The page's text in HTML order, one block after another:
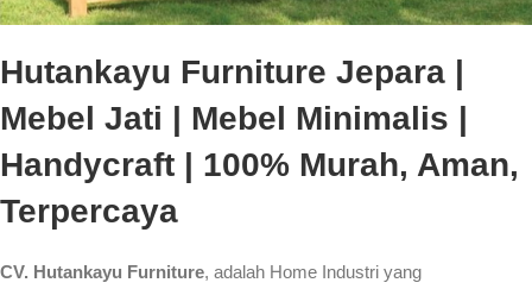
Hutankayu Furniture Jepara |
Mebel Jati | Mebel Minimalis |
Handycraft | 100% Murah, Aman,
Terpercaya
CV. Hutankayu Furniture, adalah Home Industri yang